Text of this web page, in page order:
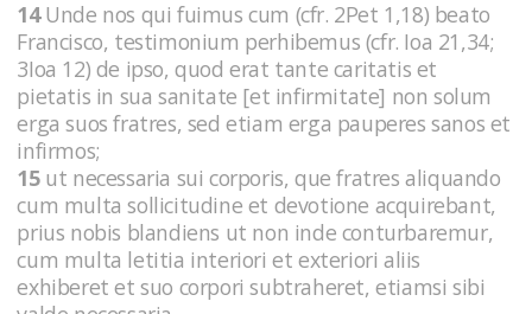
14Unde nos qui fuimus cum (cfr. 2Pet 1,18) beato
Francisco, testimonium perhibemus (cfr. Ioa 21,34;
3Ioa 12) de ipso, quod erat tante caritatis et
pietatis in sua sanitate [et infirmitate] non solum
erga suos fratres, sed etiam erga pauperes sanos et
infirmos;
15ut necessaria sui corporis, que fratres aliquando
cum multa sollicitudine et devotione acquirebant,
prius nobis blandiens ut non inde conturbaremur,
cum multa letitia interiori et exteriori aliis
exhiberet et suo corpori subtraheret, etiamsi sibi